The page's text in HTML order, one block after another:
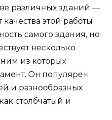
различных зданий —
этой работы
самого здания, но
несколько
из которых
Он популярен
и разнообразных
столбчатый и